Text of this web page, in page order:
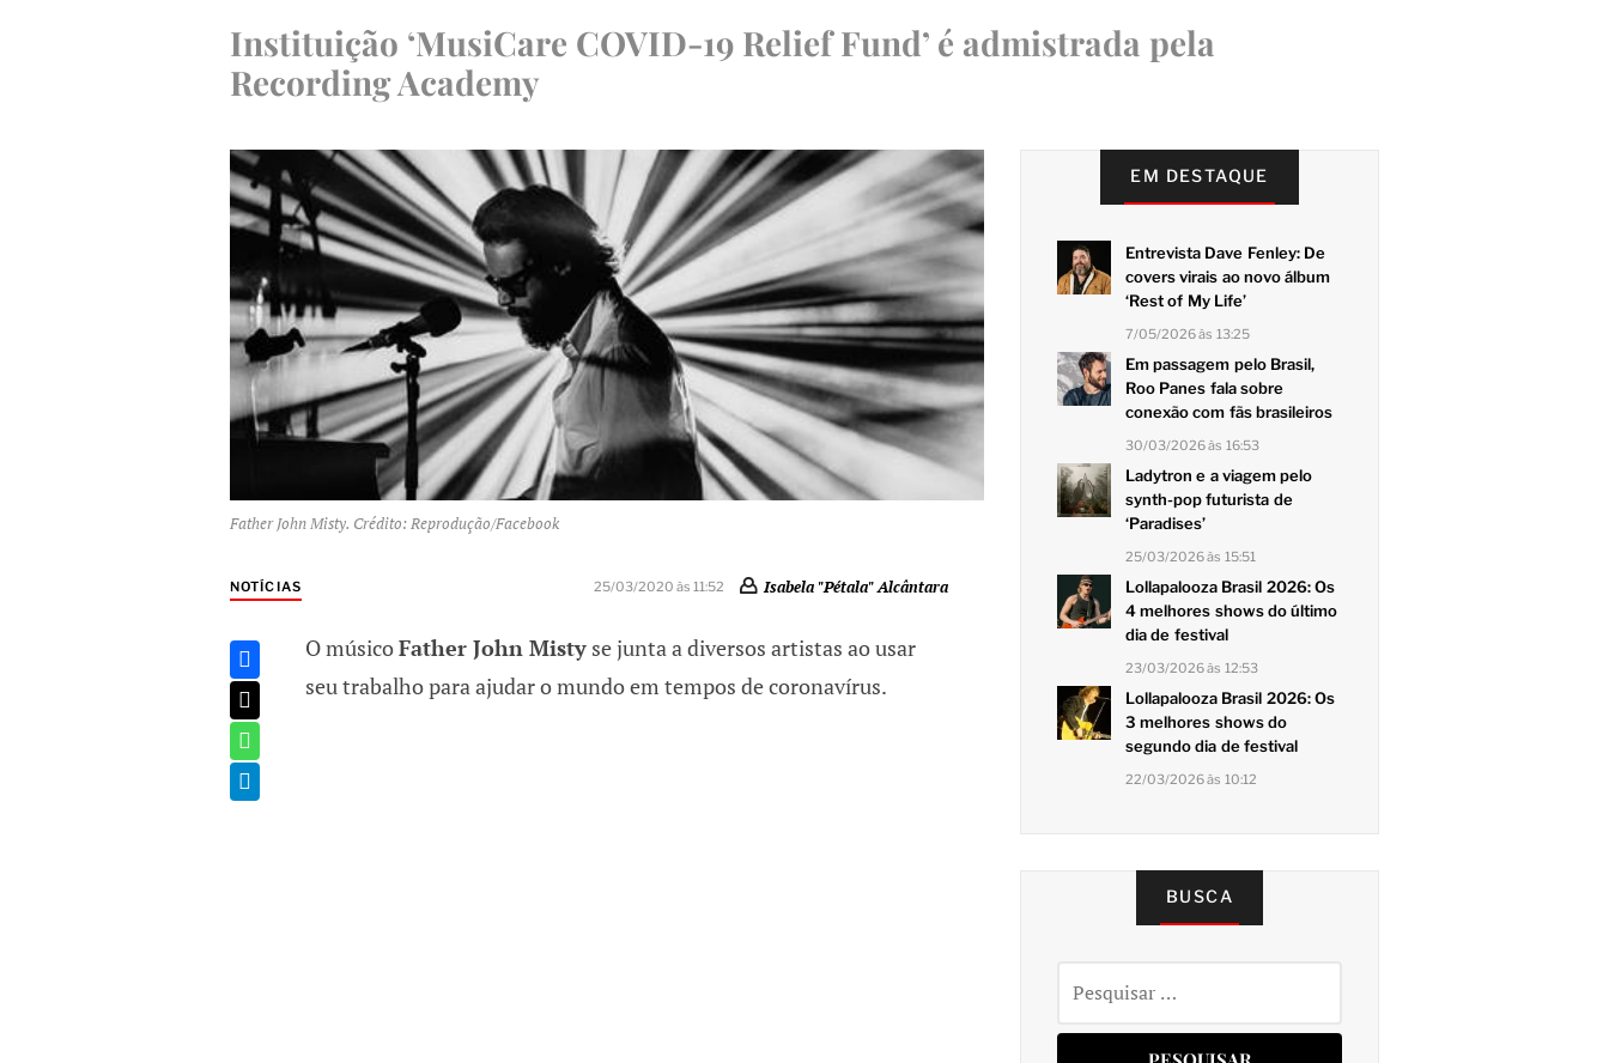
Instituição ‘MusiCare COVID-19 Relief Fund’ é admistrada pela
Recording Academy
Father John Misty. Crédito: Reprodução/Facebook
NOTÍCIAS 25/03/2020 às 11:52 Isabela "Pétala" Alcântara
O músicoFather John Misty se junta a diversos artistas ao usar
seu trabalho para ajudar o mundo em tempos de coronavírus.
EM DESTAQUE
Entrevista Dave Fenley: De
covers virais ao novo álbum
‘Rest of My Life’
7/05/2026 às 13:25
Em passagem pelo Brasil,
Roo Panes fala sobre
conexão com fãs brasileiros
30/03/2026 às 16:53
Ladytron e a viagem pelo
synth-pop futurista de
‘Paradises’
25/03/2026 às 15:51
Lollapalooza Brasil 2026: Os
4 melhores shows do último
dia de festival
23/03/2026 às 12:53
Lollapalooza Brasil 2026: Os
3 melhores shows do
segundo dia de festival
22/03/2026 às 10:12
BUSCA
por: